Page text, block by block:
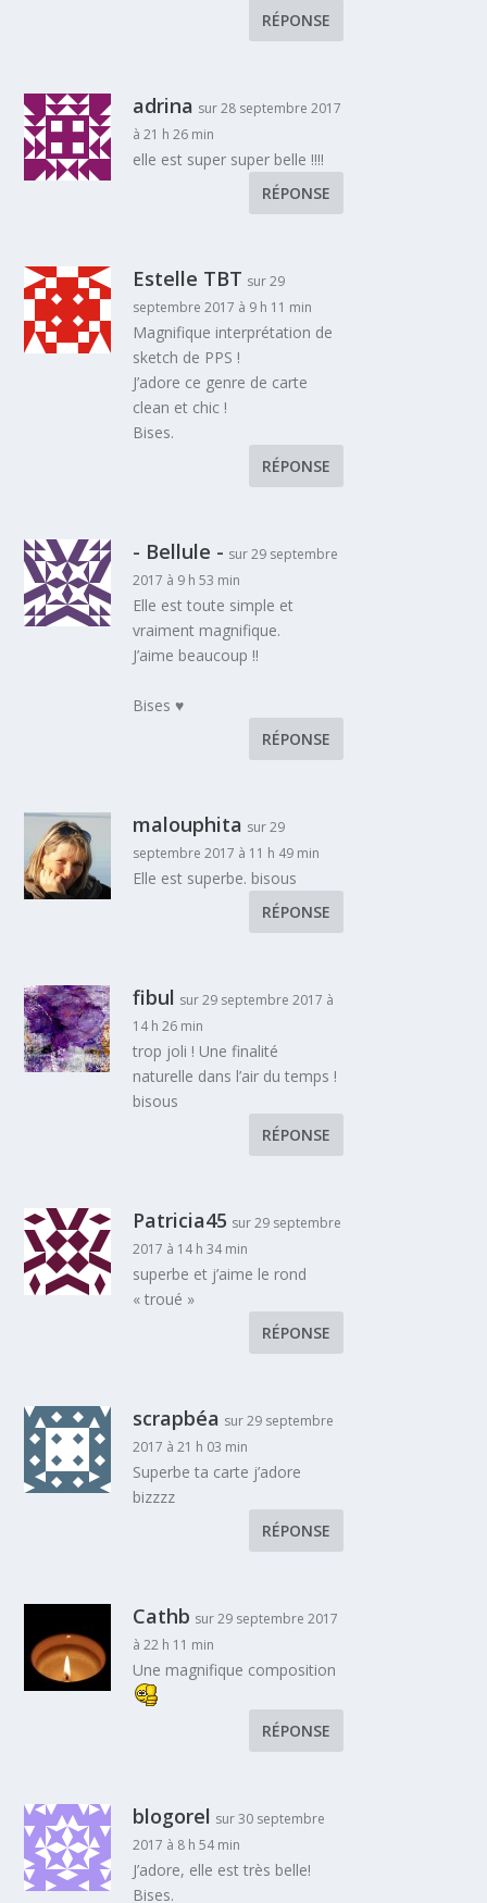
RÉPONSE
adrina sur 28 septembre 2017
à 21 h 26 min
elle est super super belle !!!!
RÉPONSE
Estelle TBT sur 29
septembre 2017 à 9 h 11 min
Magnifique interprétation de
sketch de PPS !
J’adore ce genre de carte
clean et chic !
Bises.
RÉPONSE
- Bellule - sur 29 septembre
2017 à 9 h 53 min
Elle est toute simple et
vraiment magnifique.
J’aime beaucoup !!
Bises ♥
RÉPONSE
malouphita sur 29
septembre 2017 à 11 h 49 min
Elle est superbe. bisous
RÉPONSE
fibul sur 29 septembre 2017 à
14 h 26 min
trop joli ! Une finalité
naturelle dans l’air du temps !
bisous
RÉPONSE
Patricia45 sur 29 septembre
2017 à 14 h 34 min
superbe et j’aime le rond
« troué »
RÉPONSE
scrapbéa sur 29 septembre
2017 à 21 h 03 min
Superbe ta carte j’adore
bizzzz
RÉPONSE
Cathb sur 29 septembre 2017
à 22 h 11 min
Une magnifique composition
RÉPONSE
blogorel sur 30 septembre
2017 à 8 h 54 min
J’adore, elle est très belle!
Bises.